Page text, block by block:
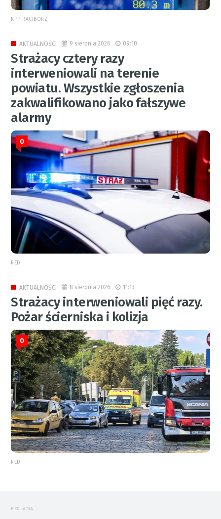
KPP RACIBÓRZ
AKTUALNOŚCI 9 sierpnia 2026 09:10
Strażacy cztery razy
interweniowali na terenie
powiatu. Wszystkie zgłoszenia
zakwalifikowano jako fałszywe
alarmy
0
RED.
AKTUALNOŚCI 8 sierpnia 2026 11:13
Strażacy interweniowali pięć razy.
Pożar ścierniska i kolizja
0
RED.
REKLAMA